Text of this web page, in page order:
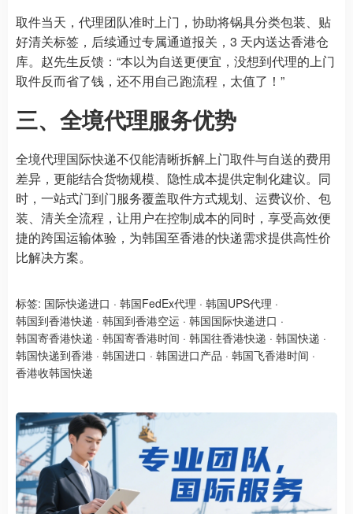
取件当天，代理团队准时上门，协助将锅具分类包装、贴
好清关标签，后续通过专属通道报关，3 天内送达香港仓
库。赵先生反馈：“本以为自送更便宜，没想到代理的上门
取件反而省了钱，还不用自己跑流程，太值了！”
三、全境代理服务优势
全境代理国际快递不仅能清晰拆解上门取件与自送的费用
差异，更能结合货物规模、隐性成本提供定制化建议。同
时，一站式门到门服务覆盖取件方式规划、运费议价、包
装、清关全流程，让用户在控制成本的同时，享受高效便
捷的跨国运输体验，为韩国至香港的快递需求提供高性价
比解决方案。
标签: 国际快递进口 · 韩国FedEx代理 · 韩国UPS代理 ·
韩国到香港快递 · 韩国到香港空运 · 韩国国际快递进口 ·
韩国寄香港快递 · 韩国寄香港时间 · 韩国往香港快递 · 韩国快递 ·
韩国快递到香港 · 韩国进口 · 韩国进口产品 · 韩国飞香港时间 ·
香港收韩国快递